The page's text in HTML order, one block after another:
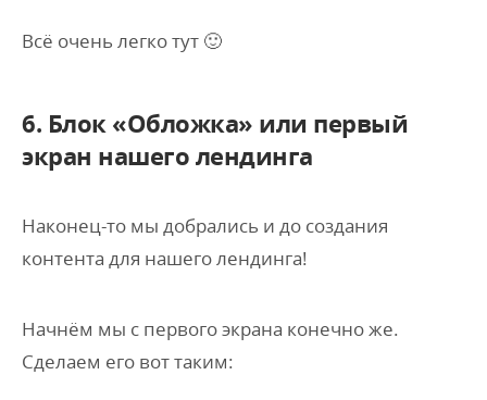
Всё очень легко тут 🙂
6. Блок «Обложка» или первый
экран нашего лендинга
Наконец-то мы добрались и до создания
контента для нашего лендинга!
Начнём мы с первого экрана конечно же.
Сделаем его вот таким: